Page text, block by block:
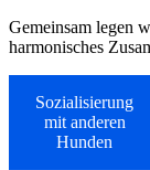
Gemeinsam legen
harmonisches
Sozialisierung
mit anderen
Hunden